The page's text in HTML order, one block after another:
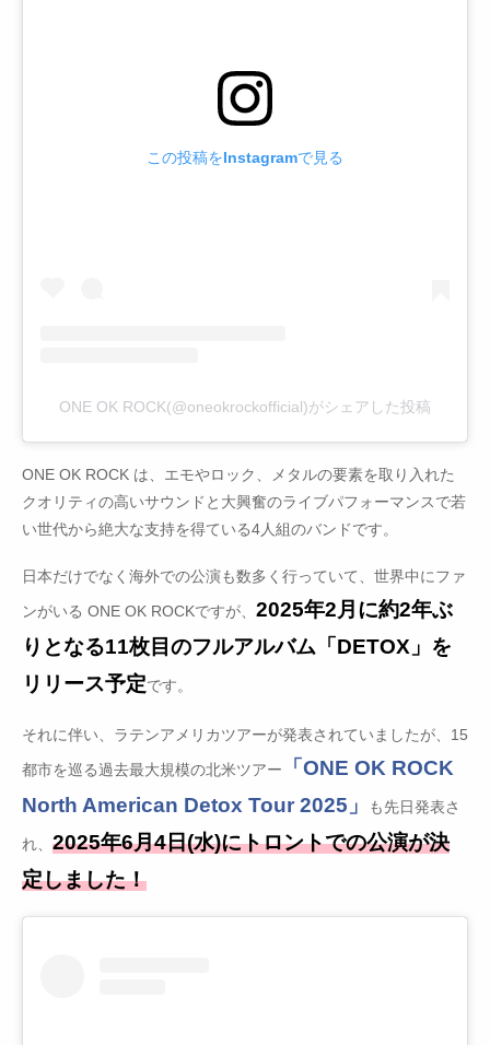
この投稿をInstagramで見る
ONE OK ROCK(@oneokrockofficial)がシェアした投稿
ONE OK ROCK は、エモやロック、メタルの要素を取り入れた
クオリティの高いサウンドと大興奮のライブパフォーマンスで若
い世代から絶大な支持を得ている4人組のバンドです。
日本だけでなく海外での公演も数多く行っていて、世界中にファ
ンがいる ONE OK ROCKですが、 2025年2月に約2年ぶ
りとなる11枚目のフルアルバム「DETOX」を
リリース予定です。
それに伴い、ラテンアメリカツアーが発表されていましたが、15
都市を巡る過去最大規模の北米ツアー
「ONE OK ROCK
North American Detox Tour 2025」
も先日発表さ
れ、 2025年6月4日(水)にトロントでの公演が決
定しました！